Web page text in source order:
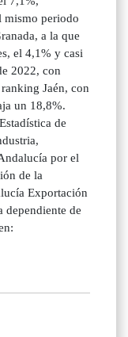
mismo periodo
a la que
el 4,1% y casi
2022, con
Jaén, con
un 18,8%.
de
por el
de la
Exportación
dependiente de